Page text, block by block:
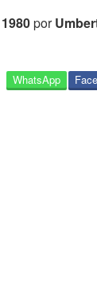
1980por
WhatsApp